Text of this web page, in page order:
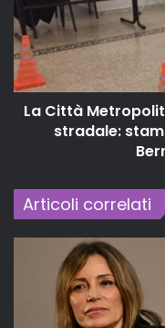
La Città
stradale:
Articoli correlati